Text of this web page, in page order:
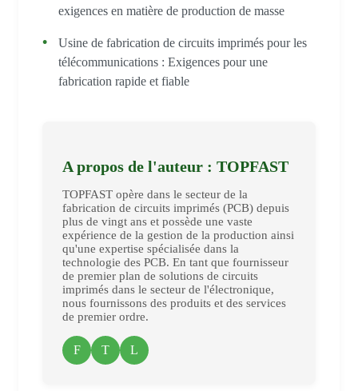
exigences en matière de production de masse
Usine de fabrication de circuits imprimés pour les
télécommunications : Exigences pour une
fabrication rapide et fiable
A propos de l'auteur : TOPFAST
TOPFAST opère dans le secteur de la
fabrication de circuits imprimés (PCB) depuis
plus de vingt ans et possède une vaste
expérience de la gestion de la production ainsi
qu'une expertise spécialisée dans la
technologie des PCB. En tant que fournisseur
de premier plan de solutions de circuits
imprimés dans le secteur de l'électronique,
nous fournissons des produits et des services
de premier ordre.
F T L